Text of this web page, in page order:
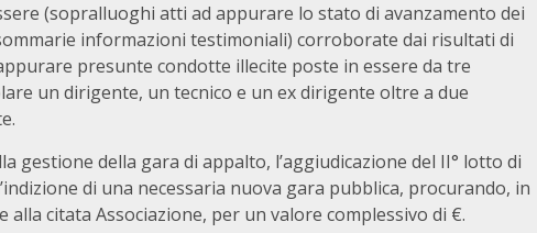
(sopralluoghi atti ad appurare lo stato di avanzamento dei
informazioni testimoniali) corroborate dai risultati di
presunte condotte illecite poste in essere da tre
un dirigente, un tecnico e un ex dirigente oltre a due
gestione della gara di appalto, l’aggiudicazione del II° lotto di
di una necessaria nuova gara pubblica, procurando, in
citata Associazione, per un valore complessivo di €.